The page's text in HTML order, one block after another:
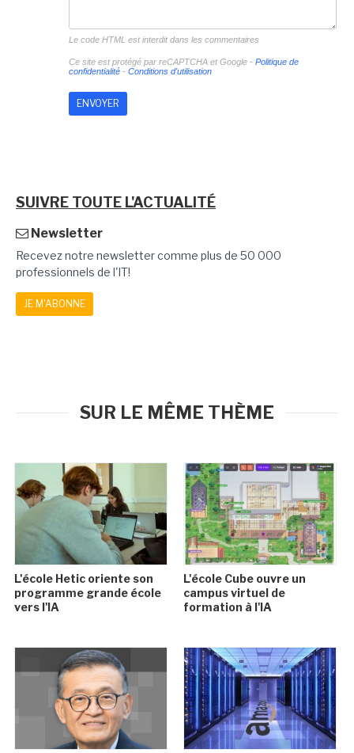
Le code HTML est interdit dans les commentaires
Ce site est protégé par reCAPTCHA et Google - Politique de
confidentialité- Conditions d'utilisation
SUIVRE TOUTE L'ACTUALITÉ
Newsletter
Recevez notre newsletter comme plus de 50 000
professionnels de l'IT!
JE M'ABONNE
SUR LE MÊME THÈME
L'école Hetic oriente son
programme grande école
vers l'IA
L'école Cube ouvre un
campus virtuel de
formation à l'IA